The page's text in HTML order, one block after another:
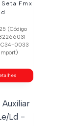
Fmx
(Código
C34-0033